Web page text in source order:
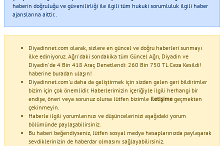
haberin doğruluğu ve güvenilirliği ile ilgili tüm hukuki sorumluluk ilgili haber
ajanslarına aittir..
Diyadinnet.com olarak, sizlere en güncel ve doğru haberleri sunmayı
ilke ediniyoruz. Ağrı'daki sondakika tüm Güncel Ağrı, Diyadin ve
Diyadin'de 4 Bin 418 Araç Denetlendi: 260 Bin 750 TL Ceza Kesildi!
haberine buradan ulaşın!
Diyadinnet.com'u daha da geliştirmek için sizden gelen geri bildirimler
bizim için çok önemlidir. Haberlerimizin içeriğiyle ilgili herhangi bir
endişe, öneri veya sorunuz olursa lütfen bizimle iletişime geçmekten
çekinmeyin.
Haberle ilgili yorumlarınızı ve düşüncelerinizi aşağıdaki yorum
bölümünde paylaşabilirsiniz.
Bu haberi beğendiyseniz, lütfen sosyal medya hesaplarınızda paylaşarak
sevdiklerinizin de haberdar olmasını sağlayabilirsiniz.